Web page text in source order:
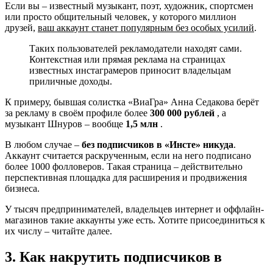
Если вы – известный музыкант, поэт, художник, спортсмен
или просто общительный человек, у которого миллион
друзей, ваш аккаунт станет популярным без особых усилий.
Таких пользователей рекламодатели находят сами.
Контекстная или прямая реклама на страницах
известных инстаграмеров приносит владельцам
приличные доходы.
К примеру, бывшая солистка «ВиаГра» Анна Седакова берёт
за рекламу в своём профиле более 300 000 рублей , а
музыкант Шнуров – вообще 1,5 млн .
В любом случае – без подписчиков в «Инсте» никуда.
Аккаунт считается раскрученным, если на него подписано
более 1000 фолловеров. Такая страница – действительно
перспективная площадка для расширения и продвижения
бизнеса.
У тысяч предпринимателей, владельцев интернет и оффлайн-
магазинов такие аккаунты уже есть. Хотите присоединиться к
их числу – читайте далее.
3. Как накрутить подписчиков в